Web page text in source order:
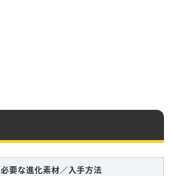
必要な進化素材／入手方法